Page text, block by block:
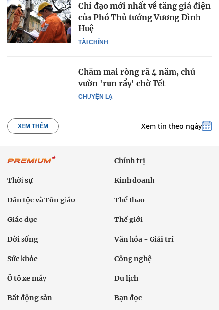
TÀI CHÍNH
Chỉ đạo mới nhất về tăng giá điện
của Phó Thủ tướng Vương Đình
Huệ
CHUYỆN LẠ
Chăm mai ròng rã 4 năm, chủ
vườn 'run rẩy' chờ Tết
XEM THÊM Xem tin theo ngày
Chính trị
Thời sự Kinh doanh
Dân tộc và Tôn giáo Thể thao
Giáo dục Thế giới
Đời sống Văn hóa - Giải trí
Sức khỏe Công nghệ
Ô tô xe máy Du lịch
Bất động sản Bạn đọc